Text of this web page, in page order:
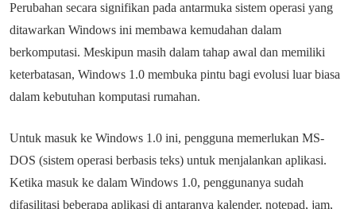
Perubahan secara signifikan pada antarmuka sistem operasi yang
ditawarkan Windows ini membawa kemudahan dalam
berkomputasi. Meskipun masih dalam tahap awal dan memiliki
keterbatasan, Windows 1.0 membuka pintu bagi evolusi luar biasa
dalam kebutuhan komputasi rumahan.
Untuk masuk ke Windows 1.0 ini, pengguna memerlukan MS-
DOS (sistem operasi berbasis teks) untuk menjalankan aplikasi.
Ketika masuk ke dalam Windows 1.0, penggunanya sudah
difasilitasi beberapa aplikasi di antaranya kalender, notepad, jam,